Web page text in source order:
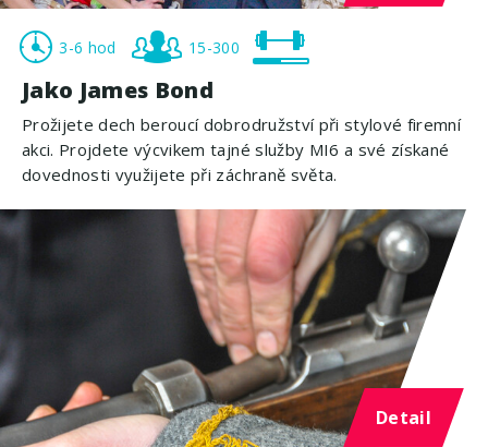
3-6 hod 15-300
Jako James Bond
Prožijete dech beroucí dobrodružství při stylové firemní
akci. Projdete výcvikem tajné služby MI6 a své získané
dovednosti využijete při záchraně světa.
Detail